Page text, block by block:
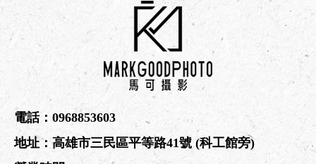
電話： 0968853603
地址：高雄市三民區平等路41號 (科工館旁)